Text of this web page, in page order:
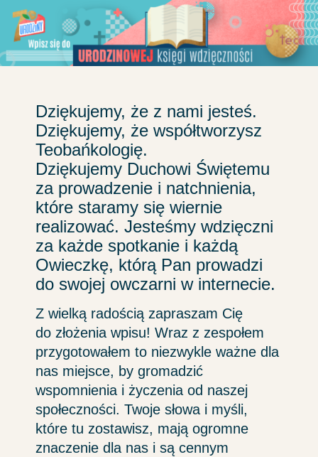
Przejdź
treści
Dziękujemy, że z nami jesteś.
Dziękujemy, że współtworzysz
Teobańkologię.
Dziękujemy Duchowi Świętemu
za prowadzenie i natchnienia,
które staramy się wiernie
realizować. Jesteśmy wdzięczni
za każde spotkanie i każdą
Owieczkę, którą Pan prowadzi
do swojej owczarni w internecie.
Z wielką radością zapraszam Cię
do złożenia wpisu! Wraz z zespołem
przygotowałem to niezwykle ważne dla
nas miejsce, by gromadzić
wspomnienia i życzenia od naszej
społeczności. Twoje słowa i myśli,
które tu zostawisz, mają ogromne
znaczenie dla nas i są cennym